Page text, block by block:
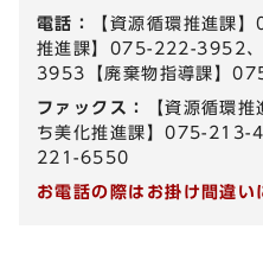
電話：
【資源循環推進課
推進課】075-222-3952
3953【廃棄物指導課】
ファックス：
【資源循環
ち美化推進課】075-213-
221-6550
お電話の際はお掛け間違い